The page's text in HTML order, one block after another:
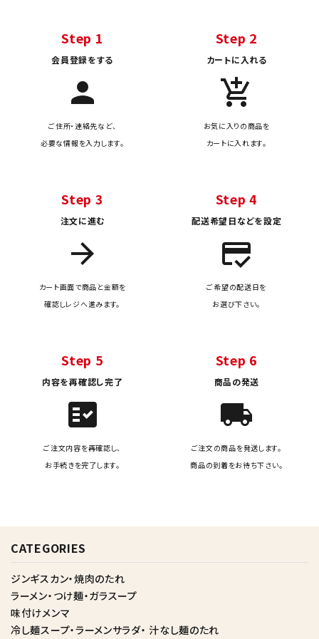
Step 1
会員登録をする
person
ご住所・連絡先など、
必要な情報を入力します。
Step 2
カートに入れる
add_shopping_cart
お気に入りの商品を
カートに入れます。
Step 3
注文に進む
arrow_forward
カート画面で商品と金額を
確認しレジへ進みます。
Step 4
配送希望日などを設定
credit_score
ご希望の配送日を
お選び下さい。
Step 5
内容を再確認し完了
fact_check
ご注文内容を再確認し、
お手続きを完了します。
Step 6
商品の発送
local_shipping
ご注文の商品を発送します。
商品の到着をお待ち下さい。
CATEGORIES
ジンギスカン・焼肉のたれ
ラーメン・つけ麺・ガラスープ
味付けメンマ
冷し麺スープ・ラーメンサラダ・ 汁なし麺のたれ